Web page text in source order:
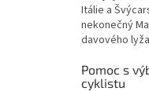
Itálie a
nekonečný
davového
Pomoc s
cyklistu